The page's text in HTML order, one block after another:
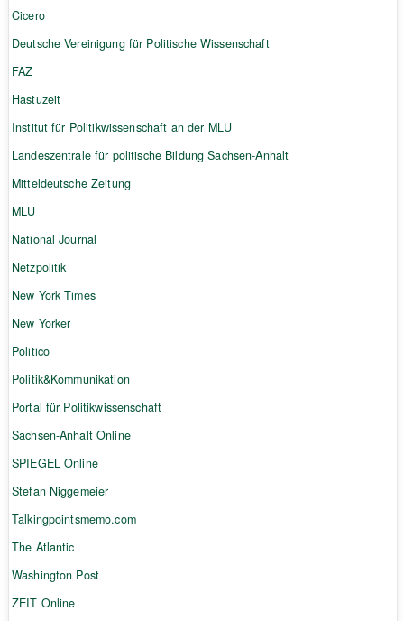
Cicero
Deutsche Vereinigung für Politische Wissenschaft
FAZ
Hastuzeit
Institut für Politikwissenschaft an der MLU
Landeszentrale für politische Bildung Sachsen-Anhalt
Mitteldeutsche Zeitung
MLU
National Journal
Netzpolitik
New York Times
New Yorker
Politico
Politik&Kommunikation
Portal für Politikwissenschaft
Sachsen-Anhalt Online
SPIEGEL Online
Stefan Niggemeier
Talkingpointsmemo.com
The Atlantic
Washington Post
ZEIT Online